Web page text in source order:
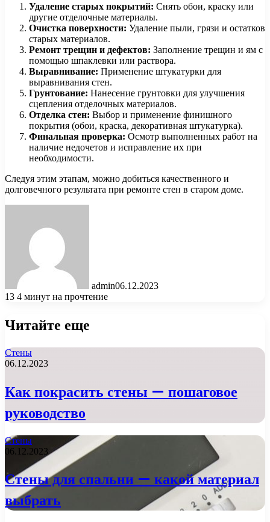
Удаление старых покрытий: Снять обои, краску или
другие отделочные материалы.
Очистка поверхности: Удаление пыли, грязи и остатков
старых материалов.
Ремонт трещин и дефектов: Заполнение трещин и ям с
помощью шпаклевки или раствора.
Выравнивание: Применение штукатурки для
выравнивания стен.
Грунтование: Нанесение грунтовки для улучшения
сцепления отделочных материалов.
Отделка стен: Выбор и применение финишного
покрытия (обои, краска, декоративная штукатурка).
Финальная проверка: Осмотр выполненных работ на
наличие недочетов и исправление их при
необходимости.
Следуя этим этапам, можно добиться качественного и
долговечного результата при ремонте стен в старом доме.
admin06.12.2023
13 4 минут на прочтение
Читайте еще
Стены
06.12.2023
Как покрасить стены — пошаговое
руководство
Стены
06.12.2023
Стены для спальни — какой материал
выбрать